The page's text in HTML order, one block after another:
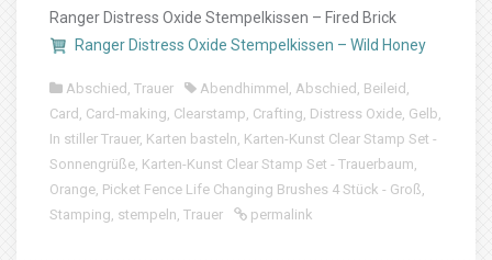
Ranger Distress Oxide Stempelkissen – Fired Brick
Ranger Distress Oxide Stempelkissen – Wild Honey
Abschied , Trauer Abendhimmel , Abschied , Beileid ,
Card , Card-making, Clearstamp, Crafting, Distress Oxide, Gelb,
In stiller Trauer, Karten basteln, Karten-Kunst Clear Stamp Set -
Sonnengrüße, Karten-Kunst Clear Stamp Set - Trauerbaum,
Orange, Picket Fence Life Changing Brushes 4 Stück - Groß,
Stamping, stempeln, Trauer permalink